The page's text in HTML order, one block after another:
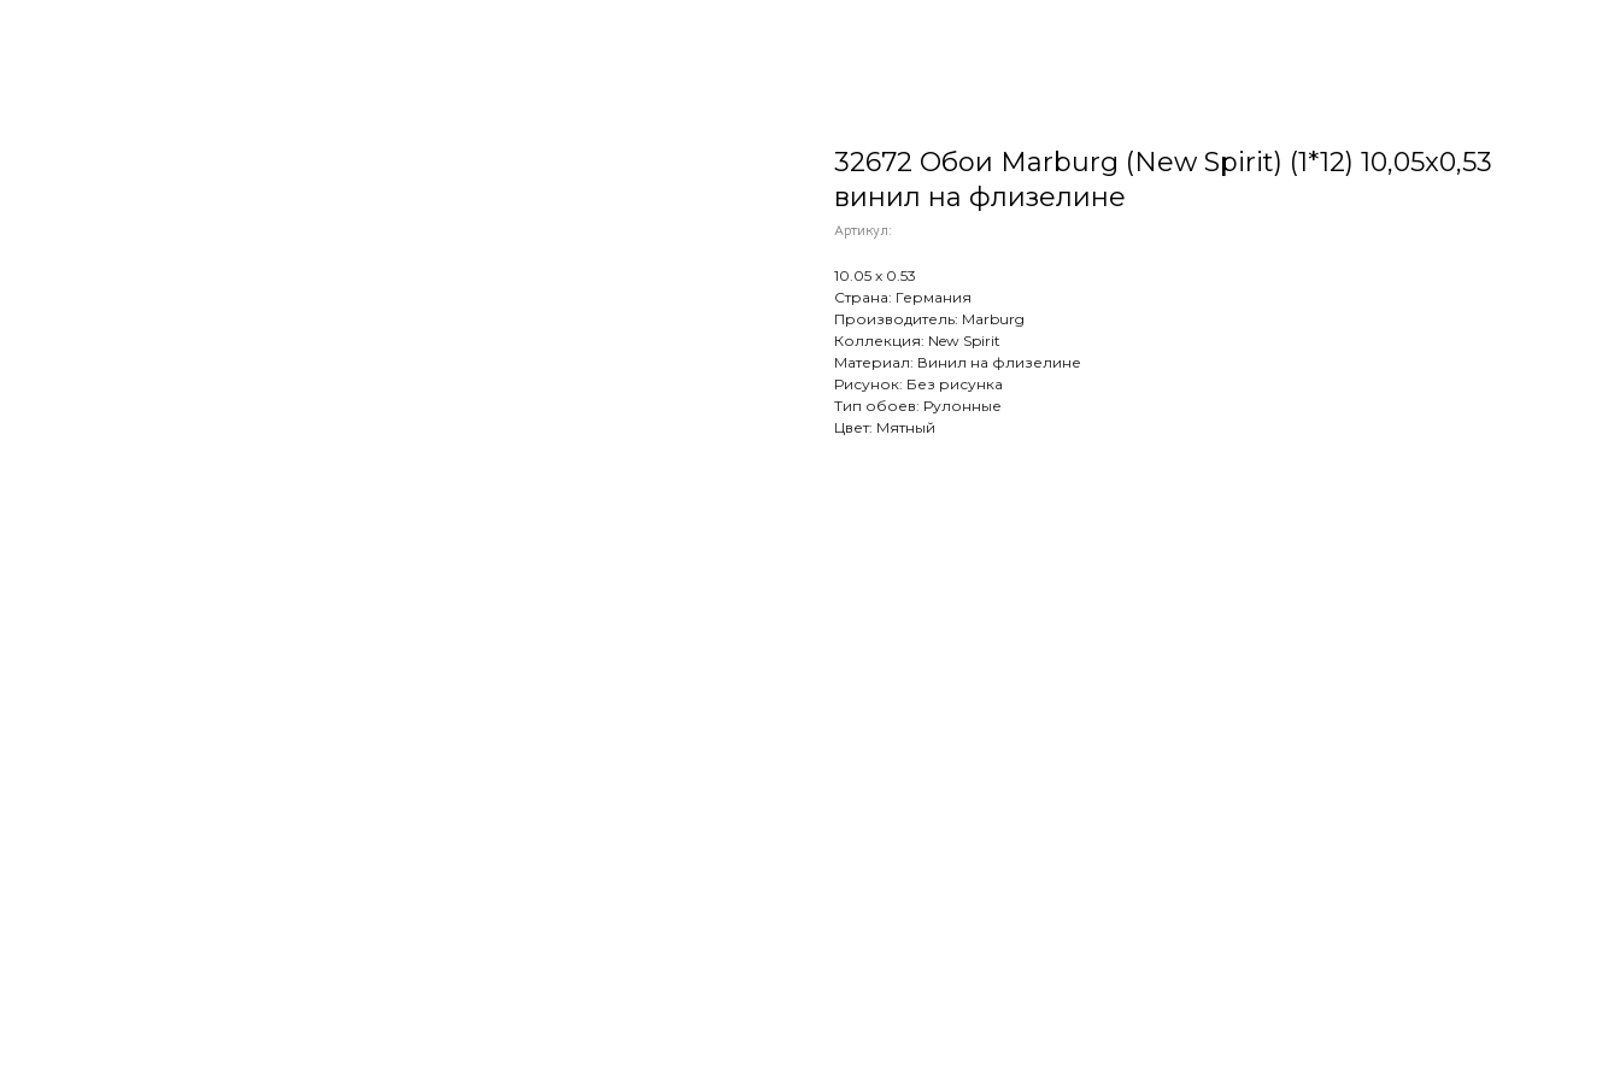
32672 Обои Marburg (New Spirit) (1*12) 10,05x0,53
винил на флизелине
Артикул:
10.05 х 0.53
Страна: Германия
Производитель: Marburg
Коллекция: New Spirit
Материал: Винил на флизелине
Рисунок: Без рисунка
Тип обоев: Рулонные
Цвет: Мятный